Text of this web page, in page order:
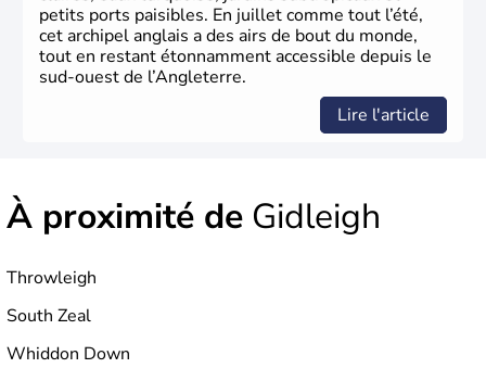
l’essor industriel du XIXème siècle.
petits ports paisibles. En juillet comme tout l’été,
cet archipel anglais a des airs de bout du monde,
tout en restant étonnamment accessible depuis le
sud-ouest de l’Angleterre.
Lire l'article
À proximité de Gidleigh
Throwleigh
South Zeal
Whiddon Down